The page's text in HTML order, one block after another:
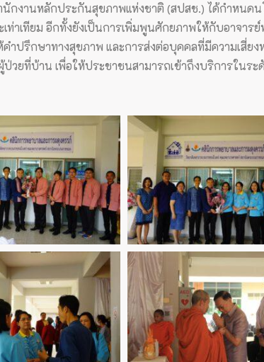
กงานหลักประกันสุขภาพแห่งชาติ (สปสช.) ได้กำหนด
ท่าเทียม อีกทั้งยังเป็นการเพิ่มพูนศักยภาพให้กับอาจา
ำปรึกษาทางสุขภาพ และการส่งต่อบุคคลที่มีความเสี่
วยที่บ้าน เพื่อให้ประชาชนสามารถเข้าถึงบริการในร